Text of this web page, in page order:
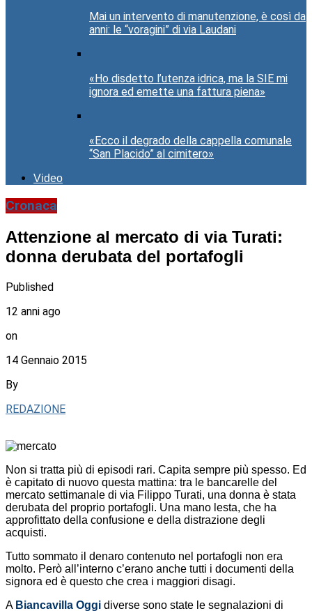
Mai un intervento di manutenzione, è così da
anni: le “voragini” di via Laudani
«Ho disdetto l’utenza idrica, ma la SIE mi
ignora ed emette una fattura piena»
«Ecco il degrado della cappella comunale
“San Placido” al cimitero»
Video
Cronaca
Attenzione al mercato di via Turati:
donna derubata del portafogli
Published
12 anni ago
on
14 Gennaio 2015
By
REDAZIONE
Non si tratta più di episodi rari. Capita sempre più spesso. Ed
è capitato di nuovo questa mattina: tra le bancarelle del
mercato settimanale di via Filippo Turati, una donna è stata
derubata del proprio portafogli. Una mano lesta, che ha
approfittato della confusione e della distrazione degli
acquisti.
Tutto sommato il denaro contenuto nel portafogli non era
molto. Però all’interno c’erano anche tutti i documenti della
signora ed è questo che crea i maggiori disagi.
A Biancavilla Oggi diverse sono state le segnalazioni di